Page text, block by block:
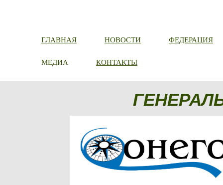
ГЛАВНАЯ НОВОСТИ ФЕДЕРАЦИЯ
МЕДИА КОНТАКТЫ